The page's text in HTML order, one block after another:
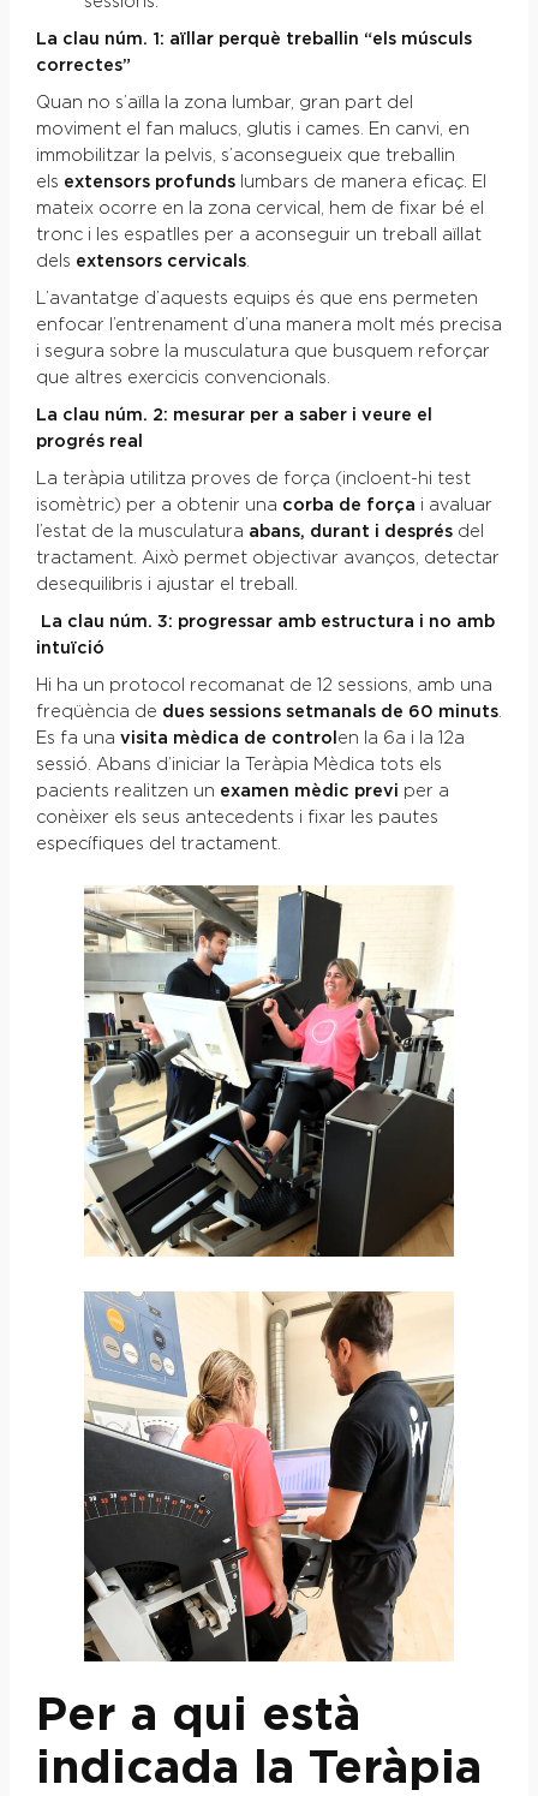
La clau núm. 1: aïllar perquè treballin “els músculs
correctes”
Quan no s’aïlla la zona lumbar, gran part del
moviment el fan malucs, glutis i cames. En canvi, en
immobilitzar la pelvis, s’aconsegueix que treballin
els extensors profundslumbars de manera eficaç. El
mateix ocorre en la zona cervical, hem de fixar bé el
tronc i les espatlles per a aconseguir un treball aïllat
dels extensors cervicals.
L’avantatge d’aquests equips és que ens permeten
enfocar l’entrenament d’una manera molt més precisa
i segura sobre la musculatura que busquem reforçar
que altres exercicis convencionals.
La clau núm. 2: mesurar per a saber i veure el
progrés real
La teràpia utilitza proves de força (incloent-hi test
isomètric) per a obtenir una corba de força i avaluar
l’estat de la musculatura abans, durant i desprésdel
tractament. Això permet objectivar avanços, detectar
desequilibris i ajustar el treball.
La clau núm. 3: progressar amb estructura i no amb
intuïció
Hi ha un protocol recomanat de 12 sessions, amb una
freqüència de dues sessions setmanals de 60 minuts.
Es fa una visita mèdica de control en la 6a i la 12a
sessió. Abans d’iniciar la Teràpia Mèdica tots els
pacients realitzen un examen mèdic previ per a
conèixer els seus antecedents i fixar les pautes
específiques del tractament.
Per a qui està
indicada la Teràpia